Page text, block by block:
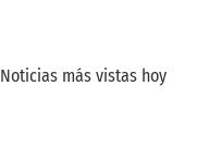
Noticias más vistas hoy